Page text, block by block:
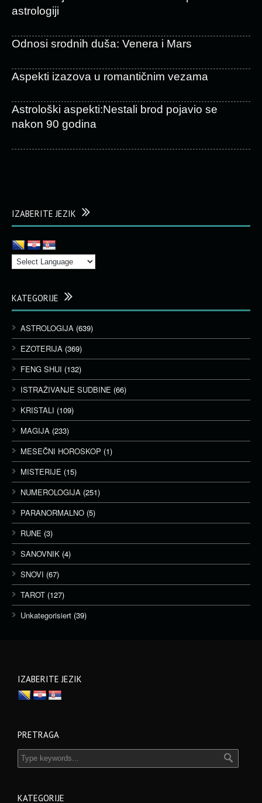
astrologiji
Odnosi srodnih duša: Venera i Mars
Aspekti izazova u romantičnim vezama
Astrološki aspekti:Nestali brod pojavio se
nakon 90 godina
IZABERITE JEZIK
KATEGORIJE
ASTROLOGIJA (639)
EZOTERIJA (369)
FENG SHUI (132)
ISTRAŽIVANJE SUDBINE (66)
KRISTALI (109)
MAGIJA (233)
MESEČNI HOROSKOP (1)
MISTERIJE (15)
NUMEROLOGIJA (251)
PARANORMALNO (5)
RUNE (3)
SANOVNIK (4)
SNOVI (67)
TAROT (127)
Unkategorisiert (39)
IZABERITE JEZIK
PRETRAGA
KATEGORIJE